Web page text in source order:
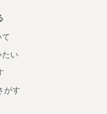
たい
がす